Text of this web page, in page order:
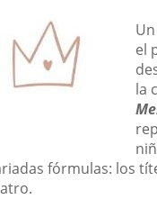
el
la
fórmulas: los